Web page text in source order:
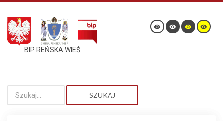
BIP REŃSKA WIEŚ
SZUKAJ